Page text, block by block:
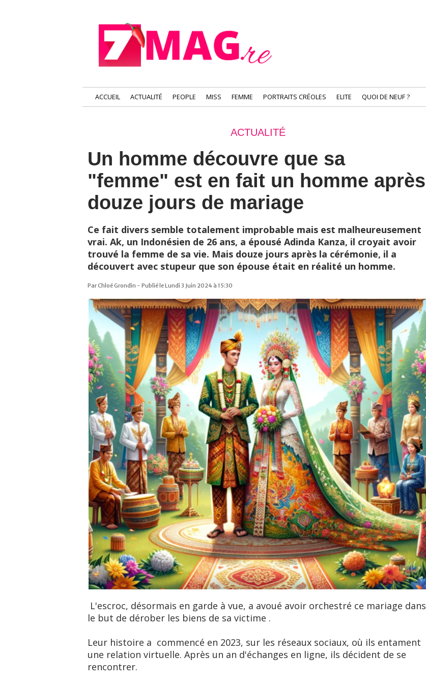
ACCUEIL ACTUALITÉ PEOPLE MISS FEMME PORTRAITS CRÉOLES ELITE QUOI DE NEUF ?
ACTUALITÉ
Un homme découvre que sa
"femme" est en fait un homme après
douze jours de mariage
Ce fait divers semble totalement improbable mais est malheureusement
vrai. Ak, un Indonésien de 26 ans, a épousé Adinda Kanza, il croyait avoir
trouvé la femme de sa vie. Mais douze jours après la cérémonie, il a
découvert avec stupeur que son épouse était en réalité un homme.
Par Chloé Grondin - Publié le Lundi 3 Juin 2024 à 15:30
L'escroc, désormais en garde à vue, a avoué avoir orchestré ce mariage dans
le but de dérober les biens de sa victime .
Leur histoire a commencé en 2023, sur les réseaux sociaux, où ils entament
une relation virtuelle. Après un an d'échanges en ligne, ils décident de se
rencontrer.